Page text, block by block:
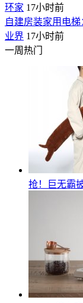
环家 17小时前
自建房装家用电
业界 17小时前
一周热门
抢！巨无霸